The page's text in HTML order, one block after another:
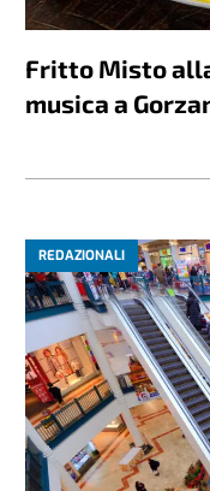
Fritto Misto
musica a
REDAZIONALI